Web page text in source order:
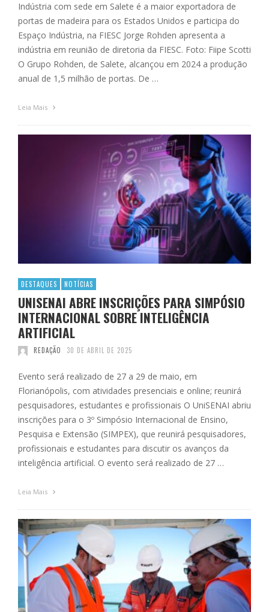
Indústria com sede em Salete é a maior exportadora de
portas de madeira para os Estados Unidos e participa do
Espaço Indústria, na FIESC Jorge Rohden apresenta a
indústria em reunião de diretoria da FIESC. Foto: Fiipe Scotti
O Grupo Rohden, de Salete, alcançou em 2024 a produção
anual de 1,5 milhão de portas. De …
Leia Mais
DESTAQUES NOTÍCIAS
UNISENAI ABRE INSCRIÇÕES PARA SIMPÓSIO
INTERNACIONAL SOBRE INTELIGÊNCIA
ARTIFICIAL
REDAÇÃO 30 DE ABRIL DE 2025
Evento será realizado de 27 a 29 de maio, em
Florianópolis, com atividades presenciais e online; reunirá
pesquisadores, estudantes e profissionais O UniSENAI abriu
inscrições para o 3º Simpósio Internacional de Ensino,
Pesquisa e Extensão (SIMPEX), que reunirá pesquisadores,
profissionais e estudantes para discutir os avanços da
inteligência artificial. O evento será realizado de 27 …
Leia Mais